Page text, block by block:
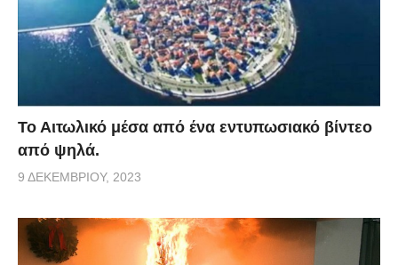
Το Αιτωλικό μέσα από ένα εντυπωσιακό βίντεο
από ψηλά.
9 ΔΕΚΕΜΒΡΊΟΥ, 2023